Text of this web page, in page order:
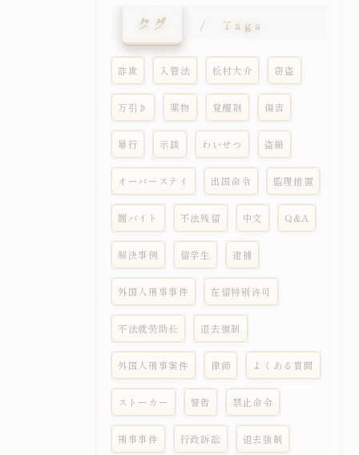
タグ Tags
詐欺 入管法 松村大介 窃盗
万引き 薬物 覚醒剤 傷害
暴行 示談 わいせつ 盗撮
オーバーステイ 出国命令 監理措置
闇バイト 不法残留 中文 Q&A
解決事例 留学生 逮捕
外国人刑事事件 在留特别许可
不法就劳助长 退去强制
外国人刑事案件 律师 よくある質問
ストーカー 警告 禁止命令
刑事事件 行政訴訟 退去強制